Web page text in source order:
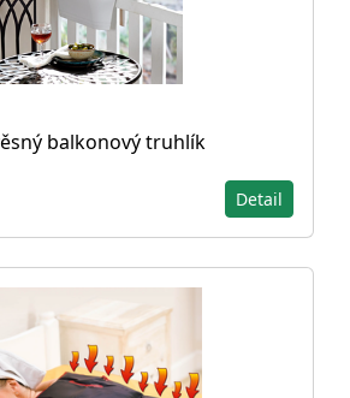
balkonový truhlík
Detail